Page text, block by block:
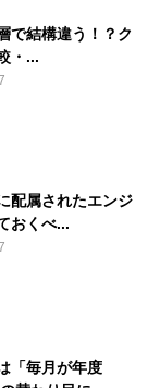
で結構違う！？ク
・...
配属されたエンジ
おくべ...
「毎月が年度